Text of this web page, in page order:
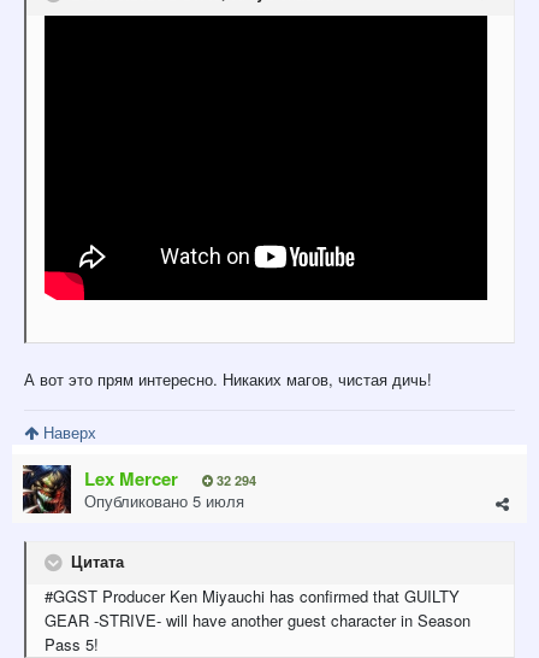
А вот это прям интересно. Никаких магов, чистая дичь!
Наверх
Lex Mercer 32 294
Опубликовано 5 июля
Цитата
#GGST Producer Ken Miyauchi has confirmed that GUILTY
GEAR -STRIVE- will have another guest character in Season
Pass 5!